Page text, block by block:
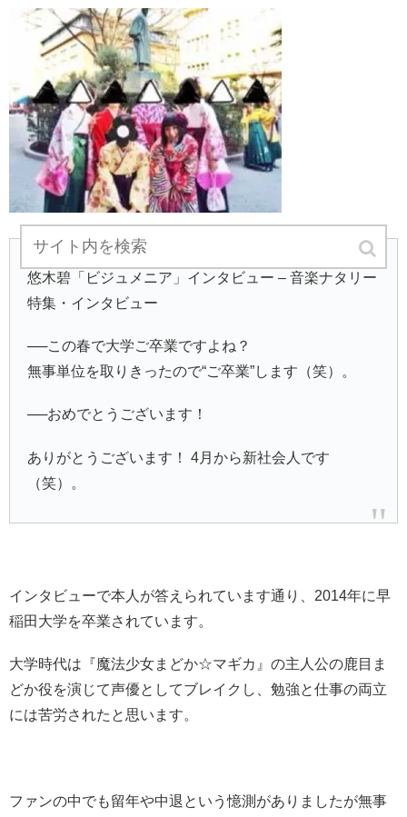
悠木碧「ビジュメニア」インタビュー – 音楽ナタリー
特集・インタビュー
──この春で大学ご卒業ですよね？
無事単位を取りきったので“ご卒業”します（笑）。
──おめでとうございます！
ありがとうございます！ 4月から新社会人です
（笑）。
インタビューで本人が答えられています通り、2014年に早
稲田大学を卒業されています。
大学時代は『魔法少女まどか☆マギカ』の主人公の鹿目ま
どか役を演じて声優としてブレイクし、勉強と仕事の両立
には苦労されたと思います。
ファンの中でも留年や中退という憶測がありましたが無事